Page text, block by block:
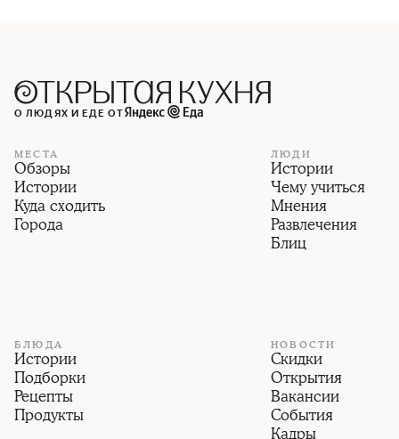
О ЛЮДЯХ И ЕДЕ ОТ
МЕСТА
Обзоры
Истории
Куда сходить
Города
ЛЮДИ
Истории
Чему учиться
Мнения
Развлечения
Блиц
БЛЮДА
Истории
Подборки
Рецепты
Продукты
НОВОСТИ
Скидки
Открытия
Вакансии
События